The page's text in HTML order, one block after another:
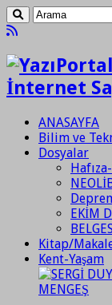
İnternet
ANASAYFA
Bilim ve
Dosyalar
EKİM
Kitap/
Kent-Yaşam